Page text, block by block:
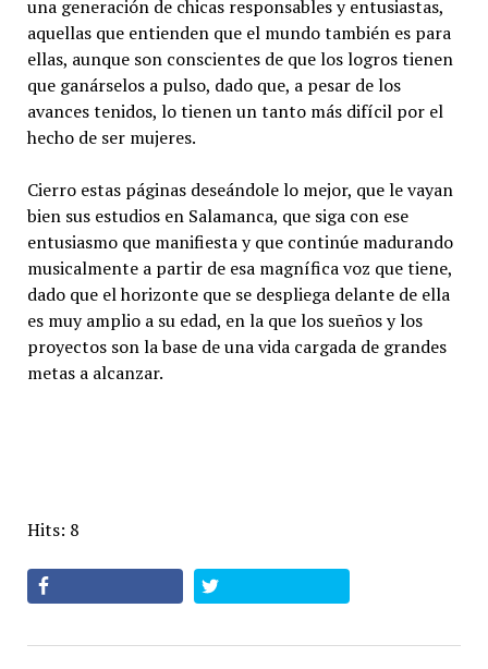
una generación de chicas responsables y entusiastas,
aquellas que entienden que el mundo también es para
ellas, aunque son conscientes de que los logros tienen
que ganárselos a pulso, dado que, a pesar de los
avances tenidos, lo tienen un tanto más difícil por el
hecho de ser mujeres.
Cierro estas páginas deseándole lo mejor, que le vayan
bien sus estudios en Salamanca, que siga con ese
entusiasmo que manifiesta y que continúe madurando
musicalmente a partir de esa magnífica voz que tiene,
dado que el horizonte que se despliega delante de ella
es muy amplio a su edad, en la que los sueños y los
proyectos son la base de una vida cargada de grandes
metas a alcanzar.
Hits: 8